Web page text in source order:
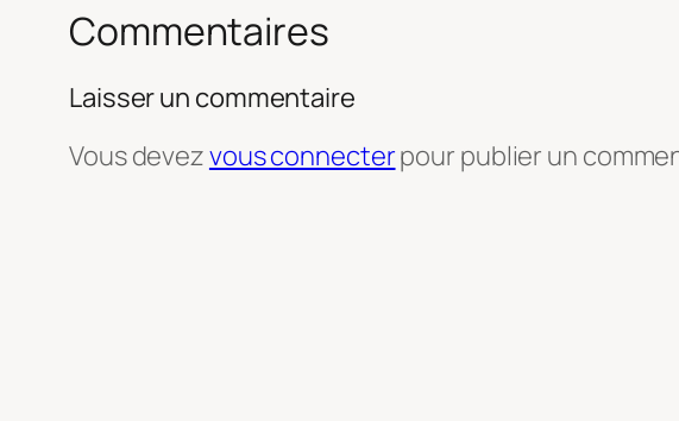
Commentaires
Laisser un commentaire
Vous devezvous connecterpour publier un